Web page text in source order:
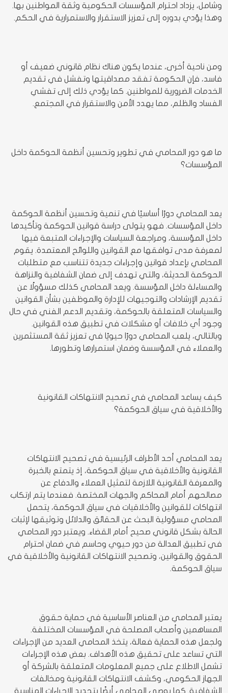
وشامل، يزداد احترام المؤسسات الحكومية وثقة المواطنين بها.
وهذا يؤدي بدوره إلى تعزيز الاستقرار والاستمرارية في الحكم.
ومن ناحية أخرى، عندما يكون هناك نظام قانوني ضعيف أو
فاسد، فإن الحكومة تفقد مصداقيتها وتفشل في تقديم
الخدمات الضرورية للمواطنين. كما يؤدي ذلك إلى تفشي
الفساد والظلم، مما يهدد الأمن والاستقرار في المجتمع.
ما هو دور المحامي في تطوير وتحسين أنظمة الحوكمة داخل
المؤسسات؟
يعد المحامي دورًا أساسيًا في تنمية وتحسين أنظمة الحوكمة
داخل المؤسسات. فهو يتولى دراسة قوانين الحوكمة وتأكيدها
داخل المؤسسة، ومراجعة السياسات والإجراءات المتبعة فيها
لمعرفة مدى توافقها مع القوانين واللوائح المعتمدة. يقوم
المحامي بإعداد قوانين وإجراءات جديدة تتناسب مع متطلبات
الحوكمة الحديثة، والتي تهدف إلى ضمان الشفافية والنزاهة
والمساءلة داخل المؤسسة. ويعد المحامي كذلك مسؤولًا عن
تقديم الإرشادات والتوجيهات للإدارة والموظفين بشأن القوانين
والسياسات المتعلقة بالحوكمة، وتقديم الدعم الفني في حال
وجود أي خلافات أو مشكلات في تطبيق هذه القوانين.
وبالتالي، يلعب المحامي دورًا حيويًا في تعزيز ثقة المستثمرين
والعملاء في المؤسسة وضمان استمرارها وتطورها.
كيف يساعد المحامي في تصحيح الانتهاكات القانونية
والأخلاقية في سياق الحوكمة؟
يعد المحامي أحد الأطراف الرئيسية في تصحيح الانتهاكات
القانونية والأخلاقية في سياق الحوكمة، إذ يتمتع بالخبرة
والمعرفة القانونية اللازمة لتمثيل العملاء والدفاع عن
مصالحهم أمام المحاكم والجهات المختصة. فعندما يتم ارتكاب
انتهاكات للقوانين والأخلاقيات في سياق الحوكمة، يتحمل
المحامي مسؤولية البحث عن الحقائق والدلائل وتوثيقها لإثبات
الحالة بشكل قانوني صحيح أمام القضاء. ويعتبر دور المحامي
في تطبيق العدالة من دور حيوي وحاسم في ضمان احترام
الحقوق والقوانين، وتصحيح الانتهاكات القانونية والأخلاقية في
سياق الحوكمة.
يعتبر المحامي من العناصر الأساسية في حماية حقوق
المساهمين وأصحاب المصلحة في المؤسسات المختلفة.
ولجعل هذه الحماية فعالة، يتخذ المحامي العديد من الإجراءات
التي تساعد على تحقيق هذه الأهداف. بعض هذه الإجراءات
تشمل الاطلاع على جميع المعلومات المتعلقة بالشركة أو
الجهاز الحكومي، وكشف الانتهاكات القانونية ومخالفات
الشفافية. كما يوصي المحامي أيضًا بتحديد الإجراءات المناسبة